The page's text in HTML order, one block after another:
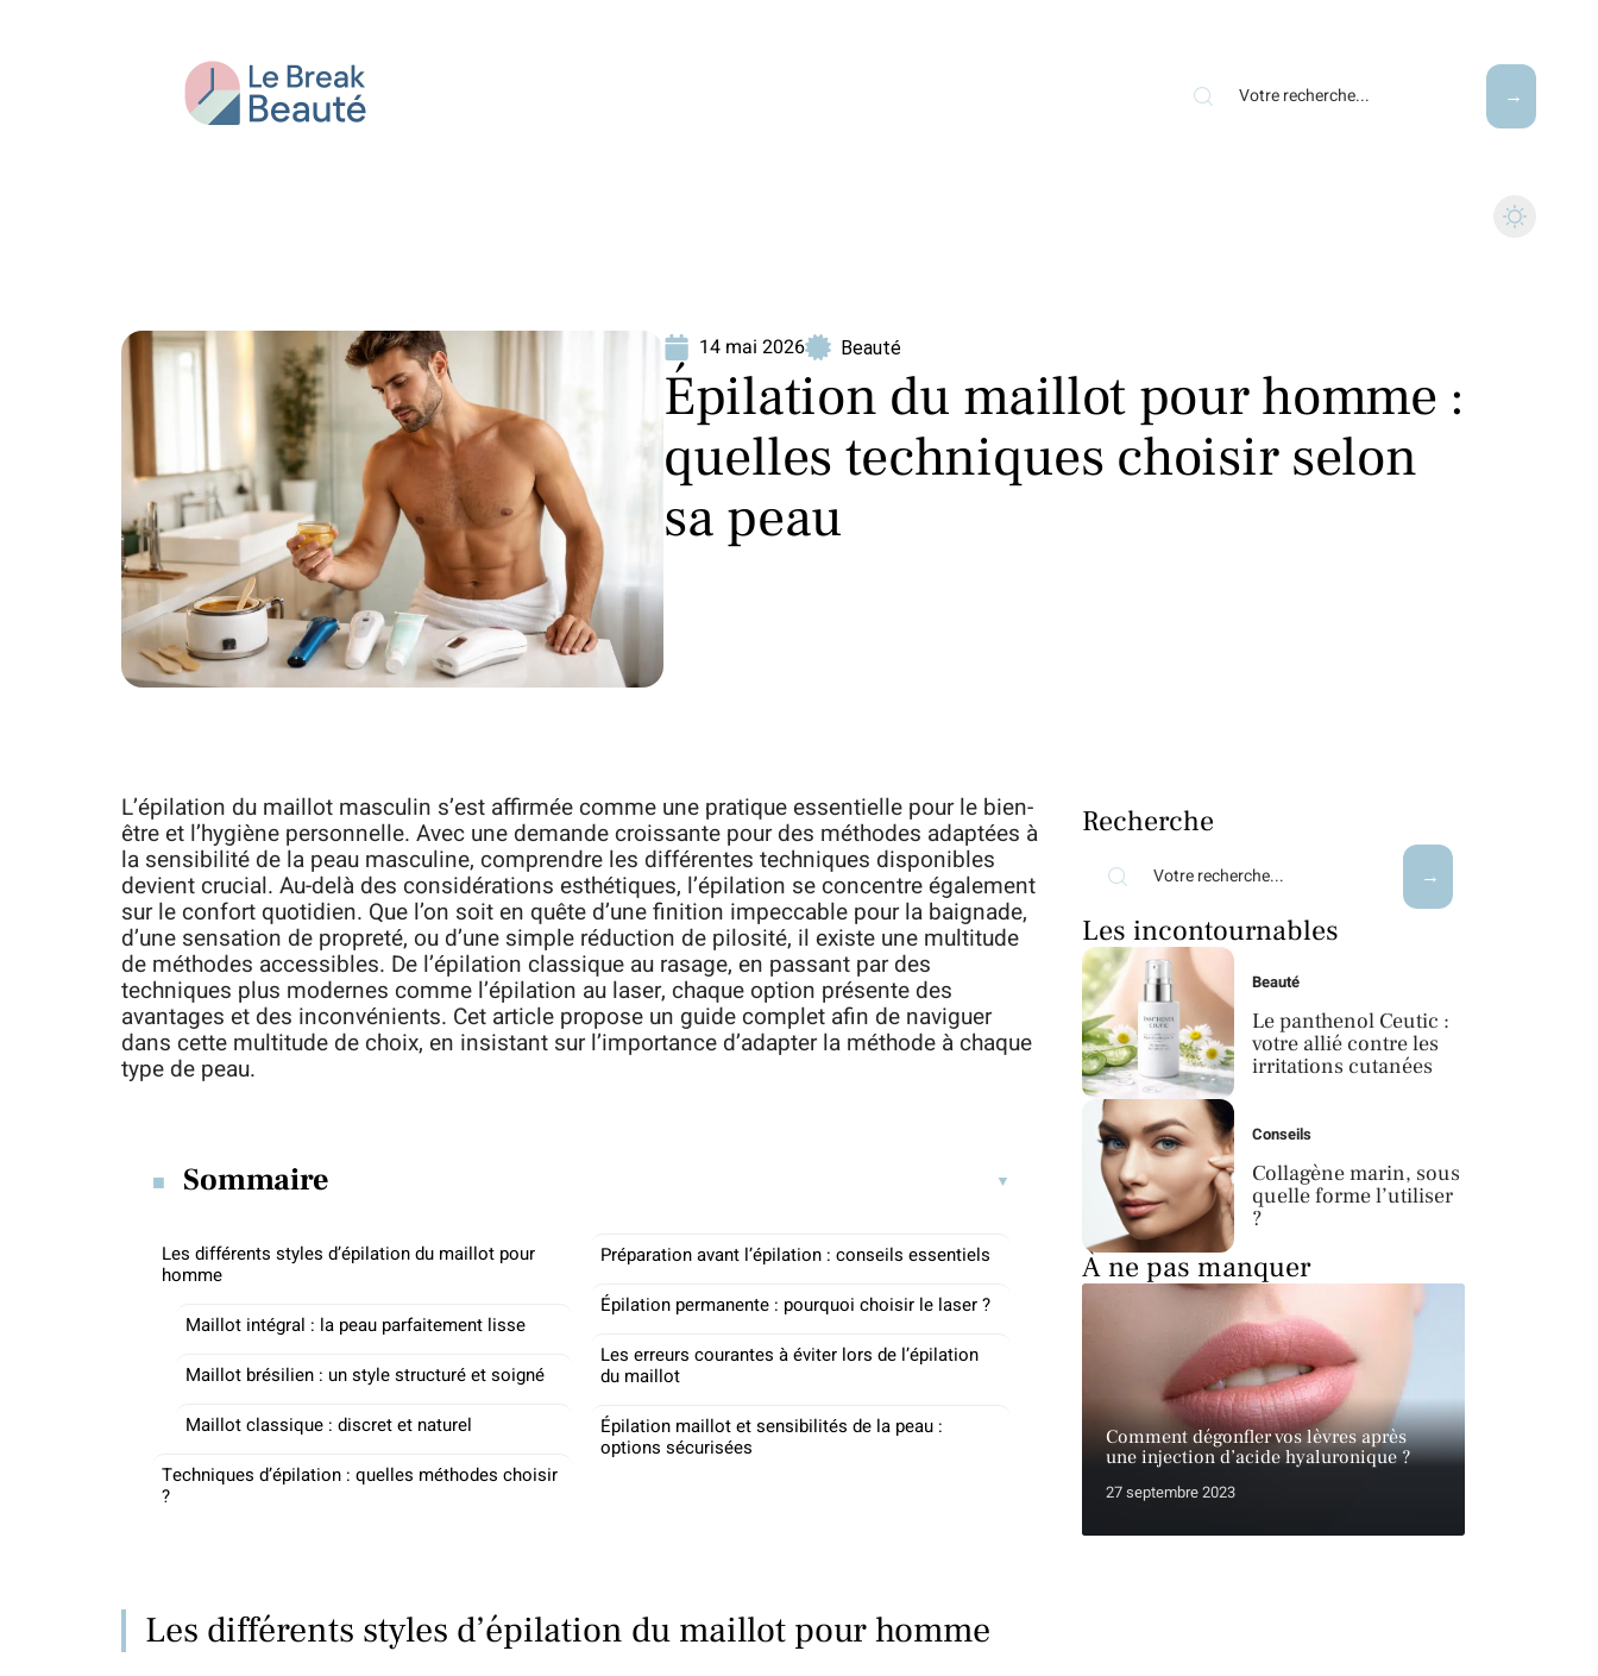
14 mai 2026 Beauté
Épilation du maillot pour homme :
quelles techniques choisir selon
sa peau
L’épilation du maillot masculin s’est affirmée comme une pratique essentielle pour le bien-
être et l’hygiène personnelle. Avec une demande croissante pour des méthodes adaptées à
la sensibilité de la peau masculine, comprendre les différentes techniques disponibles
devient crucial. Au-delà des considérations esthétiques, l’épilation se concentre également
sur le confort quotidien. Que l’on soit en quête d’une finition impeccable pour la baignade,
d’une sensation de propreté, ou d’une simple réduction de pilosité, il existe une multitude
de méthodes accessibles. De l’épilation classique au rasage, en passant par des
techniques plus modernes comme l’épilation au laser, chaque option présente des
avantages et des inconvénients. Cet article propose un guide complet afin de naviguer
dans cette multitude de choix, en insistant sur l’importance d’adapter la méthode à chaque
type de peau.
Sommaire
Les différents styles d’épilation du maillot pour
homme
Maillot intégral : la peau parfaitement lisse
Maillot brésilien : un style structuré et soigné
Maillot classique : discret et naturel
Techniques d’épilation : quelles méthodes choisir
?
Préparation avant l’épilation : conseils essentiels
Épilation permanente : pourquoi choisir le laser ?
Les erreurs courantes à éviter lors de l’épilation
du maillot
Épilation maillot et sensibilités de la peau :
options sécurisées
Les différents styles d’épilation du maillot pour homme
Recherche
Les incontournables
Beauté
Le panthenol Ceutic :
votre allié contre les
irritations cutanées
Conseils
Collagène marin, sous
quelle forme l’utiliser
?
À ne pas manquer
Comment dégonfler vos lèvres après
une injection d’acide hyaluronique ?
27 septembre 2023